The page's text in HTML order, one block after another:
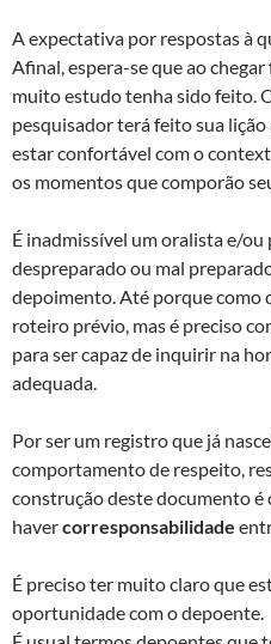
A expectativa por respostas à
Afinal, espera-se que ao
muito estudo tenha sido feito.
pesquisador terá feito sua
estar confortável com o
os momentos que comporão
É inadmissível um oralista e/ou
despreparado ou mal
depoimento. Até porque como
roteiro prévio, mas é preciso
para ser capaz de inquirir na
adequada.
Por ser um registro que já
comportamento de respeito,
construção deste documento
havercorresponsabilidade
É preciso ter muito claro que
oportunidade com o depoente.